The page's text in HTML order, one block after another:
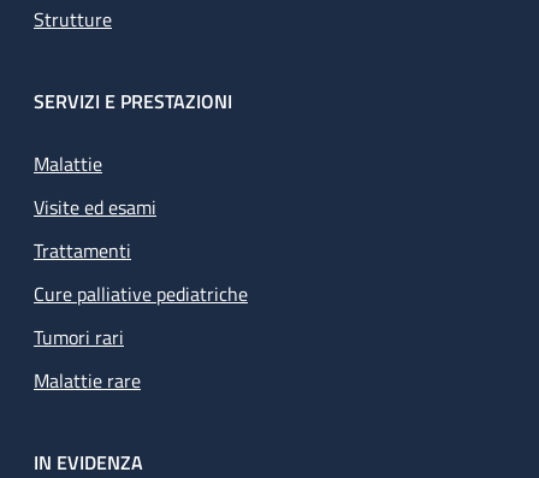
Strutture
SERVIZI E PRESTAZIONI
Malattie
Visite ed esami
Trattamenti
Cure palliative pediatriche
Tumori rari
Malattie rare
IN EVIDENZA